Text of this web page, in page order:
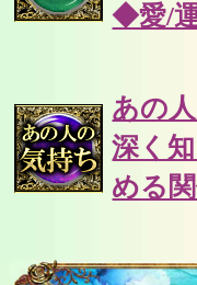
◆愛/
あの
深く
める